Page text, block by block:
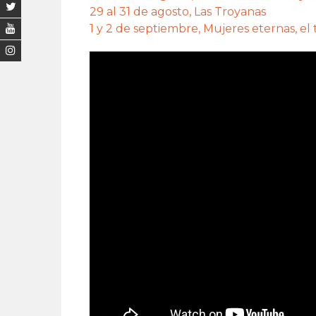
29 al 31 de agosto, Las Troyanas
1 y 2 de septiembre, Mujeres eternas,